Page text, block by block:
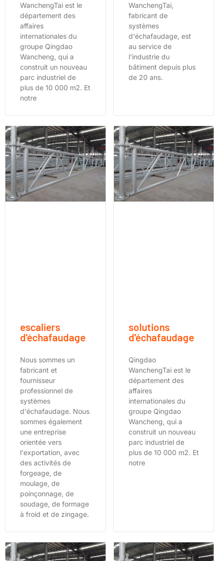
WanchengTai est le
département des
affaires
internationales du
groupe Qingdao
Wancheng, qui a
construit un nouveau
parc industriel de
plus de 10 000 m2. Et
notre
WanchengTai,
fabricant de
systèmes
d'échafaudage, est
au service de
l'industrie du
bâtiment depuis plus
de 20 ans.
escaliers
d'échafaudage
Nous sommes un
fabricant et
fournisseur
professionnel de
systèmes
d'échafaudage. Nous
sommes également
une entreprise
orientée vers
l'exportation, avec
des activités de
forgeage, de
moulage, de
poinçonnage, de
soudage, de formage
à froid et de zingage.
solutions
d'échafaudage
Qingdao
WanchengTai est le
département des
affaires
internationales du
groupe Qingdao
Wancheng, qui a
construit un nouveau
parc industriel de
plus de 10 000 m2. Et
notre